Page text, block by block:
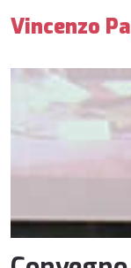
Vincenzo